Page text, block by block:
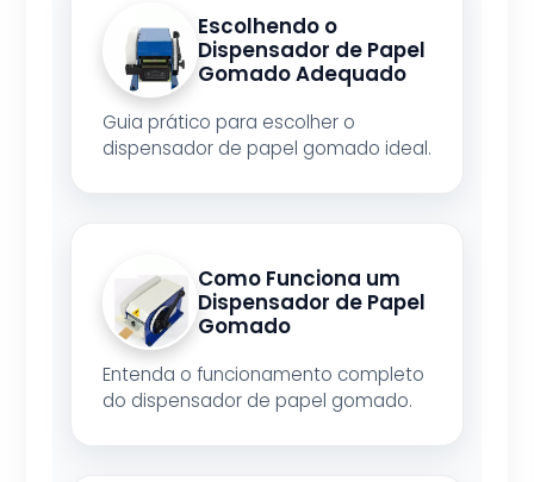
Escolhendo o
Dispensador de Papel
Gomado Adequado
Guia prático para escolher o
dispensador de papel gomado ideal.
Como Funciona um
Dispensador de Papel
Gomado
Entenda o funcionamento completo
do dispensador de papel gomado.